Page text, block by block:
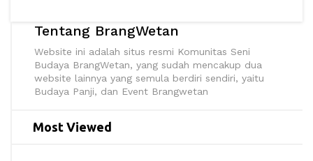
Tentang BrangWetan
Website ini adalah situs resmi Komunitas Seni
Budaya BrangWetan, yang sudah mencakup dua
website lainnya yang semula berdiri sendiri, yaitu
Budaya Panji, dan Event Brangwetan
Most Viewed